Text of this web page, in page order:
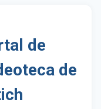
de
de